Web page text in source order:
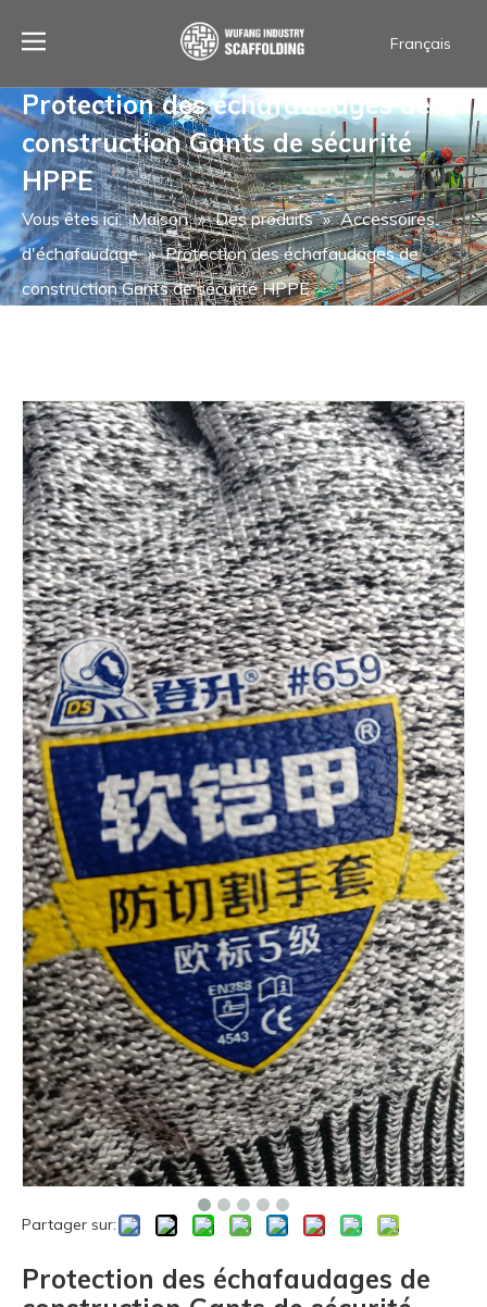
Français
Español
Português
ไทย
English
Protection des échafaudages de
construction Gants de sécurité
HPPE
Vous êtes ici: Maison » Des produits » Accessoires
d'échafaudage » Protection des échafaudages de
construction Gants de sécurité HPPE
Partager sur:
Protection des échafaudages de